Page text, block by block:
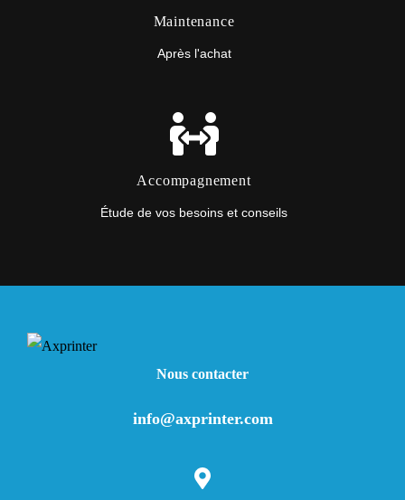
Maintenance
Après l'achat
Accompagnement
Étude de vos besoins et conseils
Nous contacter
info@axprinter.com